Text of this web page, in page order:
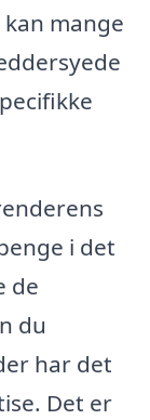
mange
i det
de
du
har det
Det er